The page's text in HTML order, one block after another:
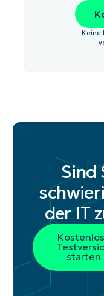
Keine
Sind
der IT
starten